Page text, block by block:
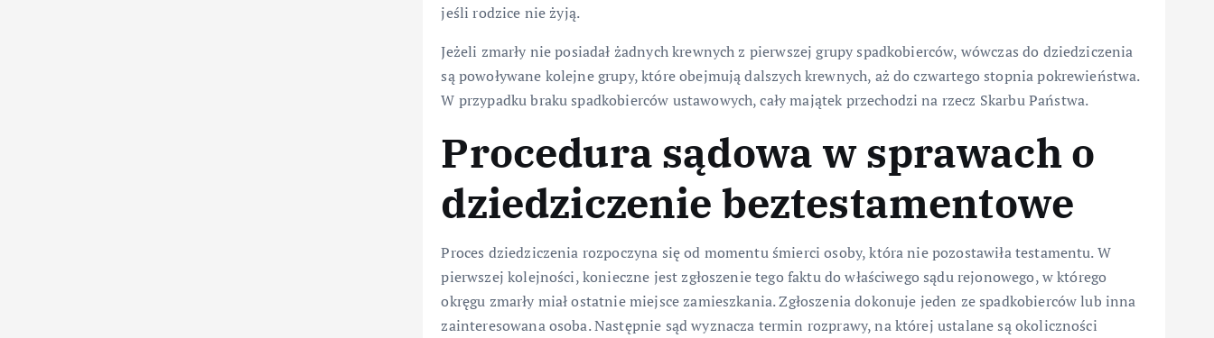
jeśli rodzice nie żyją.
Jeżeli zmarły nie posiadał żadnych krewnych z pierwszej grupy spadkobierców, wówczas do dziedziczenia
są powoływane kolejne grupy, które obejmują dalszych krewnych, aż do czwartego stopnia pokrewieństwa.
W przypadku braku spadkobierców ustawowych, cały majątek przechodzi na rzecz Skarbu Państwa.
Procedura sądowa w sprawach o
dziedziczenie beztestamentowe
Proces dziedziczenia rozpoczyna się od momentu śmierci osoby, która nie pozostawiła testamentu. W
pierwszej kolejności, konieczne jest zgłoszenie tego faktu do właściwego sądu rejonowego, w którego
okręgu zmarły miał ostatnie miejsce zamieszkania. Zgłoszenia dokonuje jeden ze spadkobierców lub inna
zainteresowana osoba. Następnie sąd wyznacza termin rozprawy, na której ustalane są okoliczności